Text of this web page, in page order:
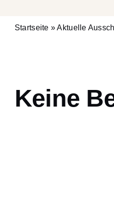
Startseite »Aktuelle
Keine